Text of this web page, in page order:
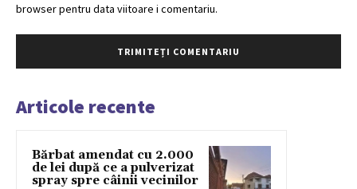
browser pentru data viitoare i comentariu.
Articole recente
Bărbat amendat cu 2.000
de lei după ce a pulverizat
spray spre câinii vecinilor